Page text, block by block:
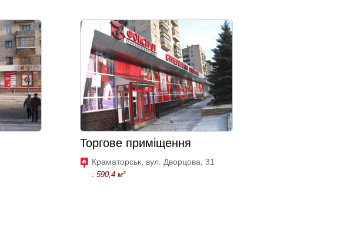
Торгове приміщення
Краматорськ, вул. Дворцова, 31
: 590,4 м²